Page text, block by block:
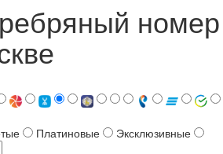
номер
Платиновые Эксклюзивные